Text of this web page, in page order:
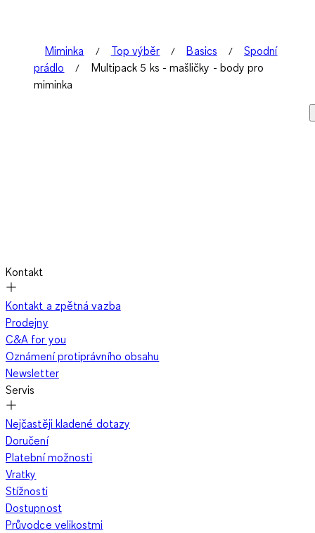
Miminka Top výběr Basics
Spodní
prádlo
Multipack 5 ks - mašličky - body pro
miminka
Kontakt
Kontakt a zpětná vazba
Prodejny
C&A for you
Oznámení protiprávního obsahu
Newsletter
Servis
Nejčastěji kladené dotazy
Doručení
Platební možnosti
Vratky
Stížnosti
Dostupnost
Průvodce velikostmi